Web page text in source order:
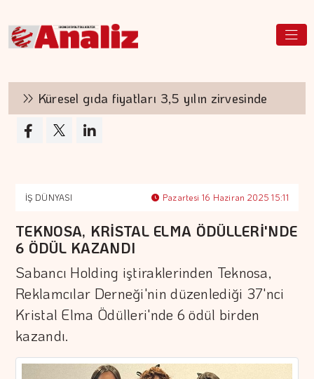
Küresel gıda fiyatları 3,5 yılın zirvesinde
İŞ DÜNYASI Pazartesi 16 Haziran 2025 15:11
TEKNOSA, KRİSTAL ELMA ÖDÜLLERİ'NDE
6 ÖDÜL KAZANDI
Sabancı Holding iştiraklerinden Teknosa,
Reklamcılar Derneği'nin düzenlediği 37'nci
Kristal Elma Ödülleri'nde 6 ödül birden
kazandı.